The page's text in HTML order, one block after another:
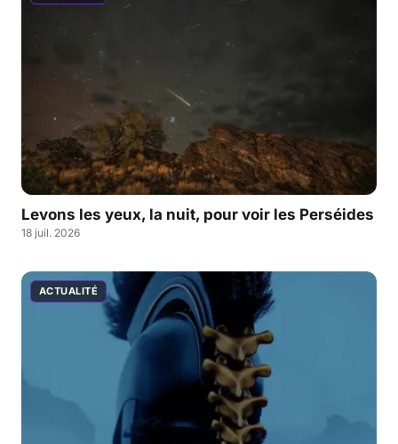
Levons les yeux, la nuit, pour voir les Perséides
18 juil. 2026
ACTUALITÉ